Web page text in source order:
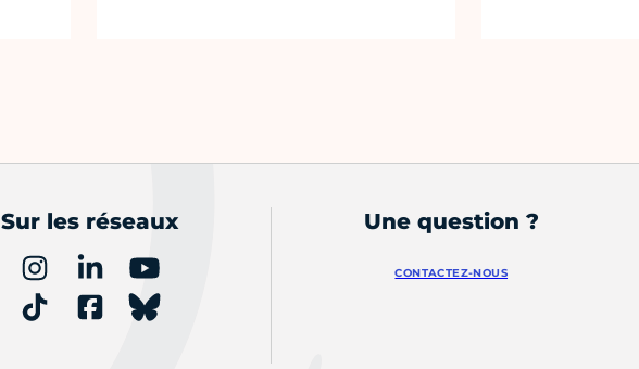
Sur les réseaux Une question ?
CONTACTEZ-NOUS